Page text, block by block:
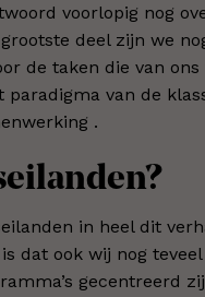
voorlopig nog
deel zijn we
de taken die van ons
van de
.
in heel dit
dat ook wij nog
gecentreerd